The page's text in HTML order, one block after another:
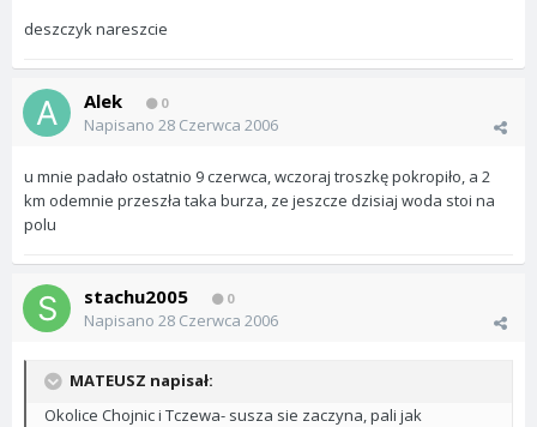
deszczyk nareszcie
Alek 0
Napisano 28 Czerwca 2006
u mnie padało ostatnio 9 czerwca, wczoraj troszkę pokropiło, a 2
km odemnie przeszła taka burza, ze jeszcze dzisiaj woda stoi na
polu
stachu2005 0
Napisano 28 Czerwca 2006
MATEUSZ napisał:
Okolice Chojnic i Tczewa- susza sie zaczyna, pali jak